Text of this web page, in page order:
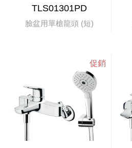
TLS01301PD
臉盆用單槍龍頭 (短)